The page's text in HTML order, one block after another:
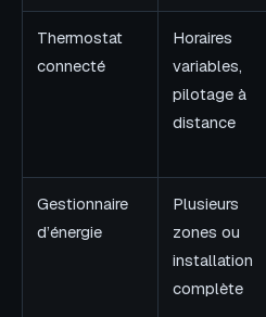
Thermostat
connecté
Horaires
variables,
pilotage à
distance
Gestionnaire
d’énergie
Plusieurs
zones ou
installation
complète